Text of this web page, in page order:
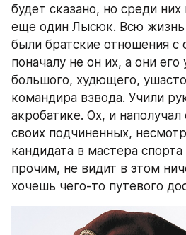
будет сказано, но среди
еще один Лысюк. Всю жизнь
были братские отношения с
поначалу не он их, а они
большого, худющего,
командира взвода. Учили
акробатике. Ох, и
своих подчиненных,
кандидата в мастера
прочим, не видит в этом
хочешь чего-то путевого